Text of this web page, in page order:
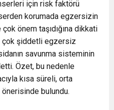
için risk faktörü
korumada egzersizin
önem taşıdığına dikkati
çok şiddetli egzersiz
savunma sisteminin
Özet, bu nedenle
kısa süreli, orta
bulundu.